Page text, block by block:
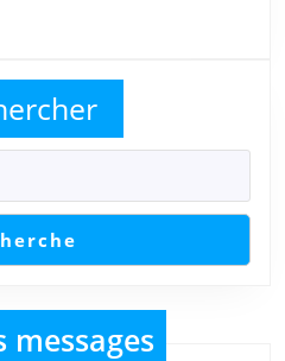
Voir
Monde
Style
messages